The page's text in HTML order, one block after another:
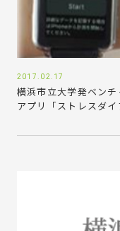
2017.02.17
横浜市立大学発ベン
アプリ「ストレスダイ